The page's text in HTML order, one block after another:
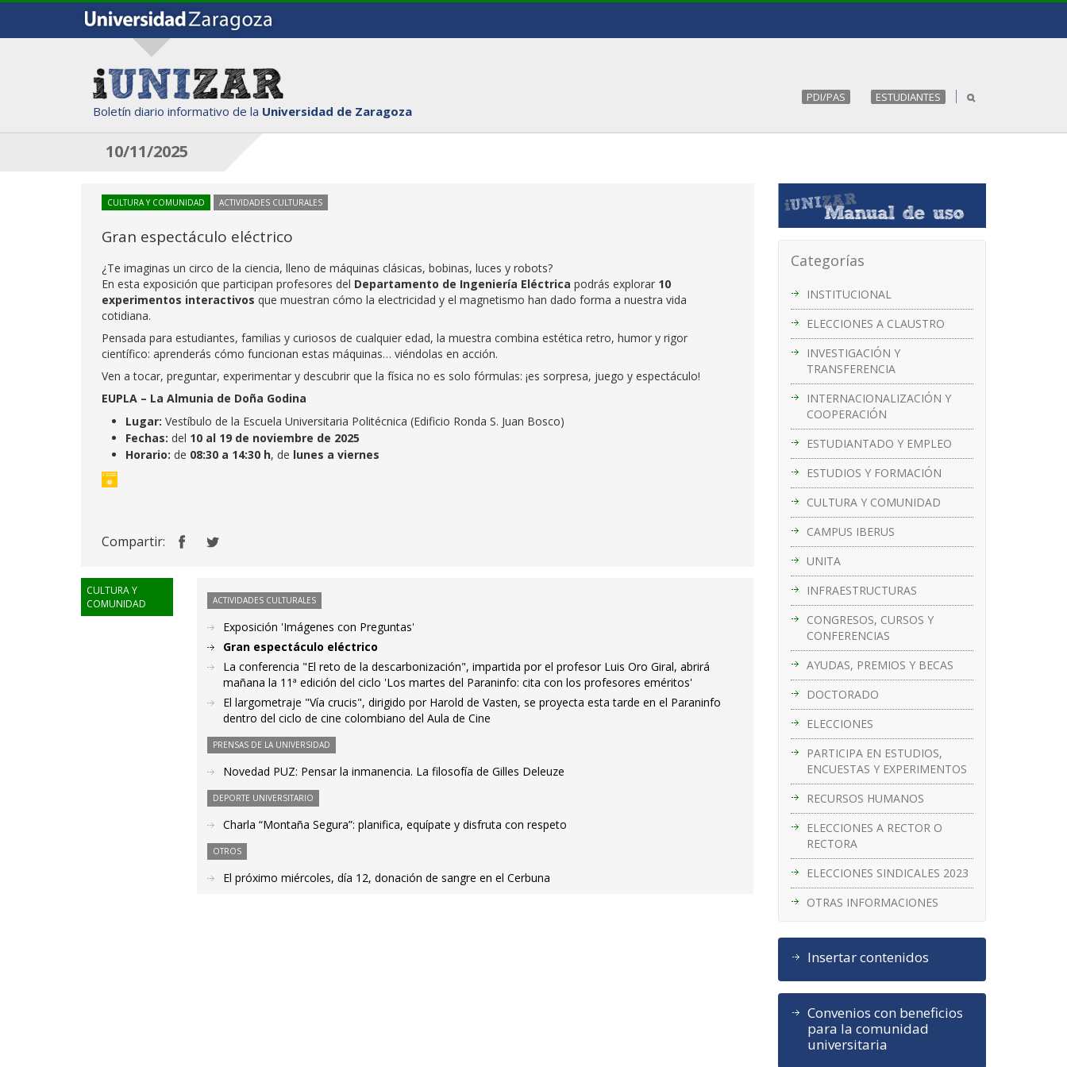
Boletín diario informativo de la Universidad de Zaragoza
PDI/PAS ESTUDIANTES
10/11/2025
Categorías
INSTITUCIONAL
ELECCIONES A CLAUSTRO
INVESTIGACIÓN Y
TRANSFERENCIA
INTERNACIONALIZACIÓN Y
COOPERACIÓN
ESTUDIANTADO Y EMPLEO
ESTUDIOS Y FORMACIÓN
CULTURA Y COMUNIDAD
CAMPUS IBERUS
UNITA
INFRAESTRUCTURAS
CONGRESOS, CURSOS Y
CONFERENCIAS
AYUDAS, PREMIOS Y BECAS
DOCTORADO
ELECCIONES
PARTICIPA EN ESTUDIOS,
ENCUESTAS Y EXPERIMENTOS
RECURSOS HUMANOS
ELECCIONES A RECTOR O
RECTORA
ELECCIONES SINDICALES 2023
OTRAS INFORMACIONES
Insertar contenidos
Convenios con beneficios
para la comunidad
universitaria
CULTURA Y COMUNIDAD ACTIVIDADES CULTURALES
Gran espectáculo eléctrico
¿Te imaginas un circo de la ciencia, lleno de máquinas clásicas, bobinas, luces y robots?
En esta exposición que participan profesores del Departamento de Ingeniería Eléctrica podrás explorar 10
experimentos interactivos que muestran cómo la electricidad y el magnetismo han dado forma a nuestra vida
cotidiana.
Pensada para estudiantes, familias y curiosos de cualquier edad, la muestra combina estética retro, humor y rigor
científico: aprenderás cómo funcionan estas máquinas… viéndolas en acción.
Ven a tocar, preguntar, experimentar y descubrir que la física no es solo fórmulas: ¡es sorpresa, juego y espectáculo!
EUPLA – La Almunia de Doña Godina
Lugar: Vestíbulo de la Escuela Universitaria Politécnica (Edificio Ronda S. Juan Bosco)
Fechas: del 10 al 19 de noviembre de 2025
Horario: de 08:30 a 14:30 h, de lunes a viernes
Compartir:
CULTURA Y
COMUNIDAD
ACTIVIDADES CULTURALES
Exposición 'Imágenes con Preguntas'
Gran espectáculo eléctrico
La conferencia "El reto de la descarbonización", impartida por el profesor Luis Oro Giral, abrirá
mañana la 11ª edición del ciclo 'Los martes del Paraninfo: cita con los profesores eméritos'
El largometraje "Vía crucis", dirigido por Harold de Vasten, se proyecta esta tarde en el Paraninfo
dentro del ciclo de cine colombiano del Aula de Cine
PRENSAS DE LA UNIVERSIDAD
Novedad PUZ: Pensar la inmanencia. La filosofía de Gilles Deleuze
DEPORTE UNIVERSITARIO
Charla “Montaña Segura”: planifica, equípate y disfruta con respeto
OTROS
El próximo miércoles, día 12, donación de sangre en el Cerbuna